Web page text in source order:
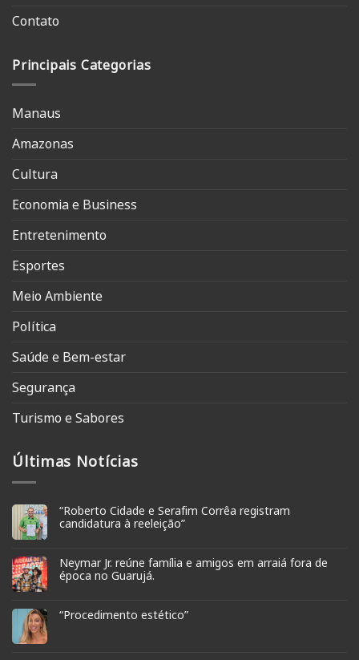
Contato
Principais Categorias
Manaus
Amazonas
Cultura
Economia e Business
Entretenimento
Esportes
Meio Ambiente
Política
Saúde e Bem-estar
Segurança
Turismo e Sabores
Últimas Notícias
“Roberto Cidade e Serafim Corrêa registram
candidatura à reeleição”
Neymar Jr. reúne família e amigos em arraiá fora de
época no Guarujá.
“Procedimento estético”